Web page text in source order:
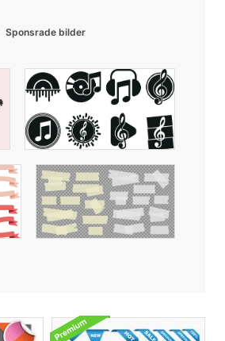
Sponsrade bilder